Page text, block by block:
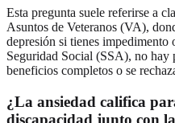
Esta pregunta suele referirse a
Asuntos de Veteranos (VA),
depresión si tienes impedimento
Seguridad Social (SSA), no hay
beneficios completos o se
¿La ansiedad califica
discapacidad junto con